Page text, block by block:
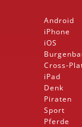
Android
iPhone
iOS
Cross-
iPad
Denk
Piraten
Sport
Pferde